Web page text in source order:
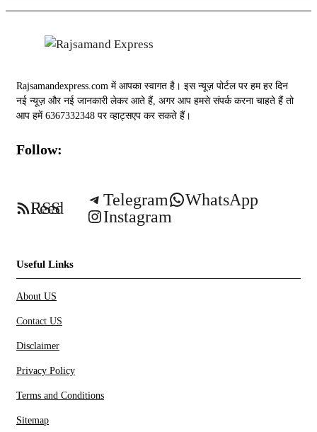
Rajsamandexpress.com में आपका स्वागत है। इस न्यूज़ पोर्टल पर हम हर दिन
नई न्यूज़ और नई जानकारी लेकर आते हैं, अगर आप हमसे संपर्क करना चाहते हैं तो
आप हमें 6367332348 पर व्हाट्सएप कर सकते हैं।
Follow:
RSS Feed Telegram
WhatsApp
Instagram
Useful Links
About US
Contact US
Disclaimer
Privacy Policy
Terms and Conditions
Sitemap